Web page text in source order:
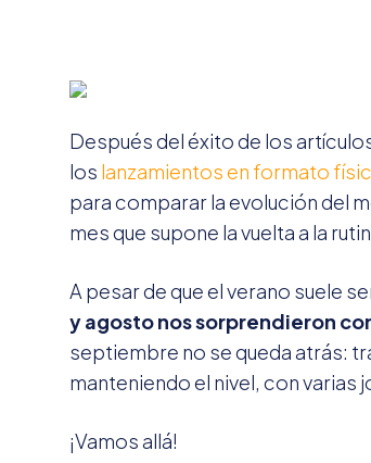
Después del éxito de los
los lanzamientos en formato
para comparar la evolución del
mes que supone la vuelta a la
A pesar de que el verano suele
y agosto nos sorprendieron
septiembre no se queda atrás:
manteniendo el nivel, con varias
¡Vamos allá!